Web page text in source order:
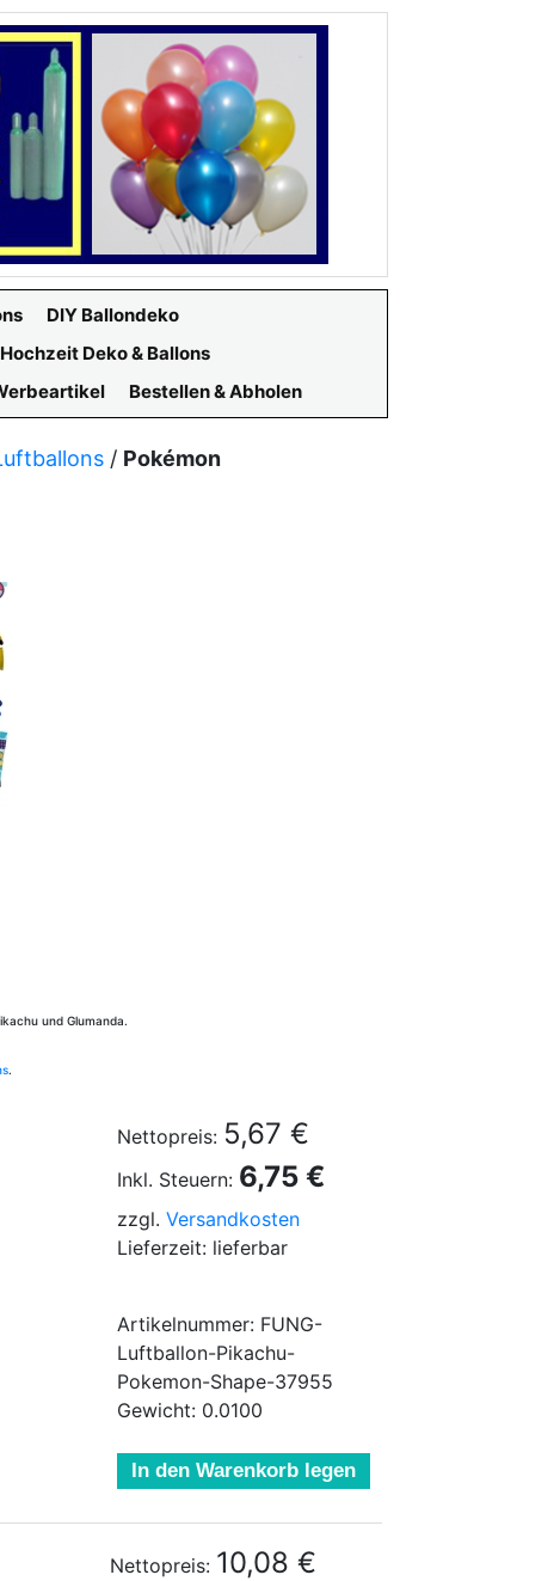
DIY Ballondeko
Hochzeit Deko & Ballons
Bestellen & Abholen
/ Pokémon
und Glumanda.
.
Nettopreis: 5,67 €
Inkl. Steuern: 6,75 €
zzgl. Versandkosten
Lieferzeit: lieferbar
Artikelnummer: FUNG-
Luftballon-Pikachu-
Pokemon-Shape-37955
Gewicht: 0.0100
In den Warenkorb legen
Nettopreis: 10,08 €